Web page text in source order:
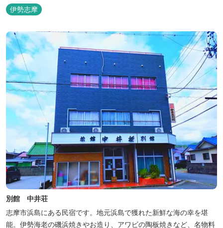
伊勢志摩
別館 中井荘
志摩市浜島にある民宿です。地元浜島で獲れた新鮮な海の幸を堪
能。伊勢海老の磯浜焼きやお造り、アワビの陶板焼きなど、名物料